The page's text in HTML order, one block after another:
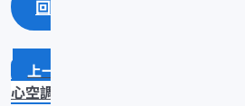
回上一頁
心空調設備